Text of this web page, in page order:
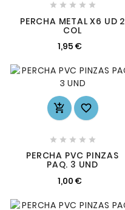
    
PERCHA METAL X6 UD 2
COL
1,95 €
 
    
PERCHA PVC PINZAS
PAQ. 3 UND
1,00 €